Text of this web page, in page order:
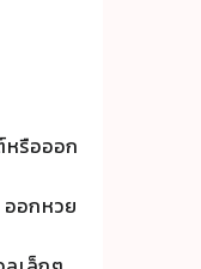
หรือออก
ออกหวย